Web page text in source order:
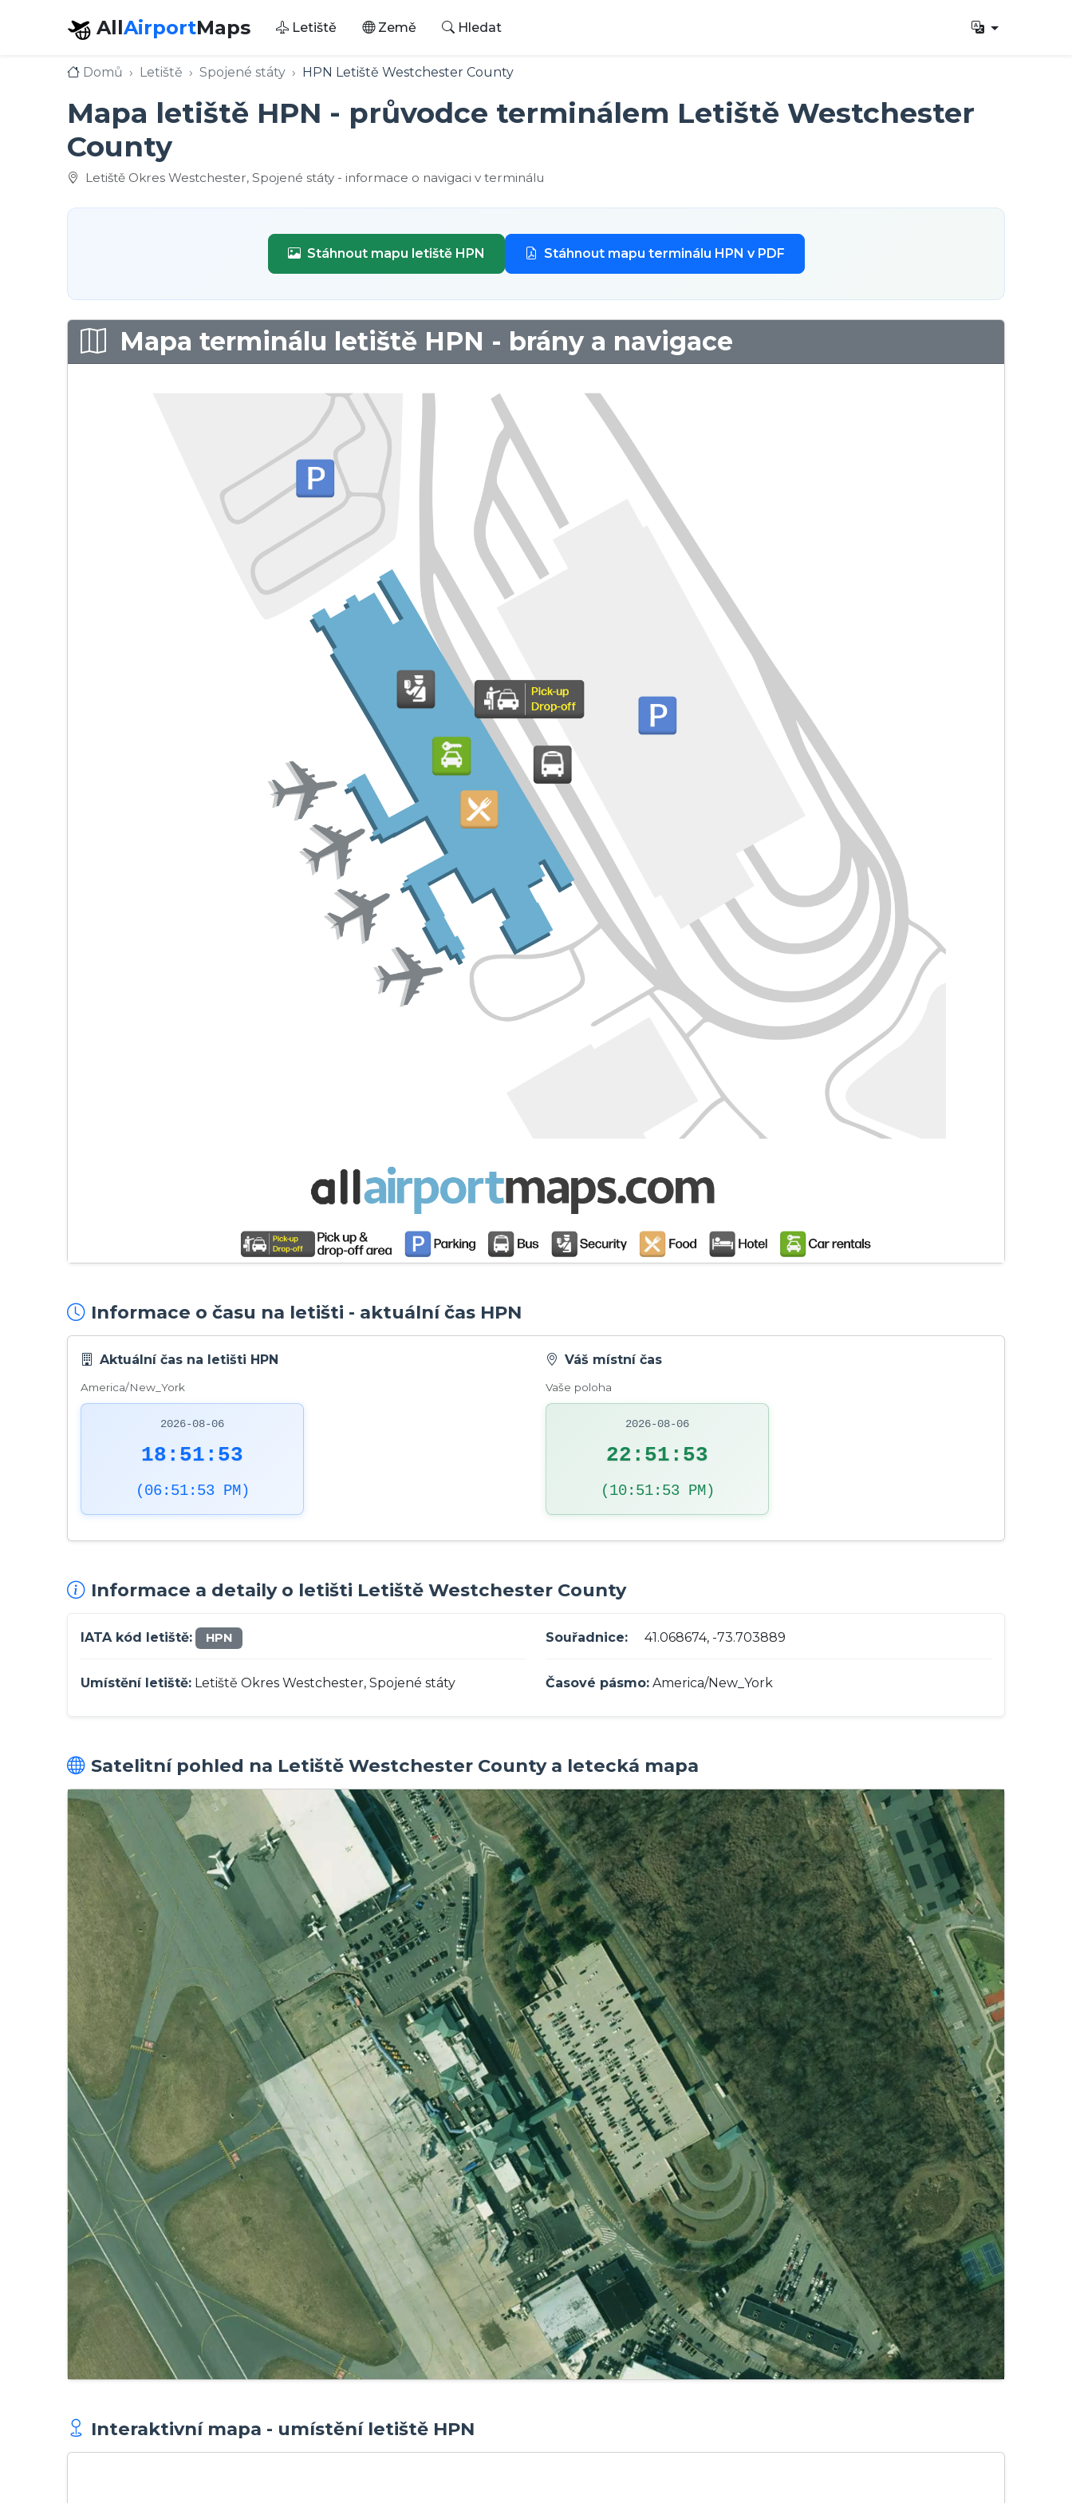
AllAirportMaps Letiště Země Hledat
Domů Letiště Spojené státy HPN Letiště Westchester County
Mapa letiště HPN - průvodce terminálem Letiště Westchester
County
Letiště Okres Westchester, Spojené státy - informace o navigaci v terminálu
Stáhnout mapu letiště HPN Stáhnout mapu terminálu HPN v PDF
Mapa terminálu letiště HPN - brány a navigace
Informace o času na letišti - aktuální čas HPN
Aktuální čas na letišti HPN
America/New_York
2026-08-06
18:51:54
(06:51:54 PM)
Váš místní čas
Vaše poloha
2026-08-06
22:51:54
(10:51:54 PM)
Informace a detaily o letišti Letiště Westchester County
IATA kód letiště: HPN
Umístění letiště: Letiště Okres Westchester, Spojené státy
Souřadnice: 41.068674, -73.703889
Časové pásmo: America/New_York
Satelitní pohled na Letiště Westchester County a letecká mapa
Interaktivní mapa - umístění letiště HPN